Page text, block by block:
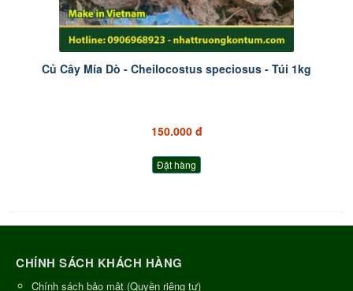
Củ Cây Mía Dò - Cheilocostus speciosus - Túi 1kg
150.000 đ
Đặt hàng
CHÍNH SÁCH KHÁCH HÀNG
Chính sách bảo mật (Quyền riêng tư)